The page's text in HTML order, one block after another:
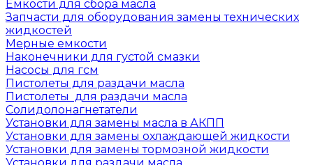
Емкости для сбора масла
Запчасти для оборудования замены технических
жидкостей
Мерные емкости
Наконечники для густой смазки
Насосы для гсм
Пистолеты для раздачи масла
Пистолеты для раздачи масла
Солидолонагнетатели
Установки для замены масла в АКПП
Установки для замены охлаждающей жидкости
Установки для замены тормозной жидкости